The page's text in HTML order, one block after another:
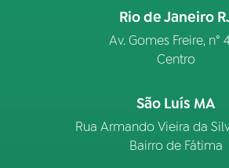
Rio de Janeiro
Av. Gomes Freire, n°
Centro
São Luís MA
Rua Armando Vieira da
Bairro de Fátima